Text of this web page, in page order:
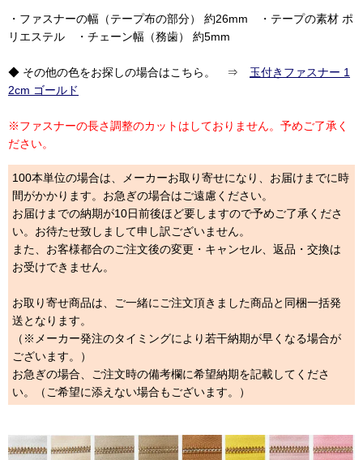
・ファスナーの幅（テープ布の部分） 約26mm ・テープの素材 ポ
リエステル ・チェーン幅（務歯） 約5mm
◆ その他の色をお探しの場合はこちら。 ⇒ 玉付きファスナー 1
2cm ゴールド
※ファスナーの長さ調整のカットはしておりません。予めご了承く
ださい。
100本単位の場合は、メーカーお取り寄せになり、お届けまでに時
間がかかります。お急ぎの場合はご遠慮ください。
お届けまでの納期が10日前後ほど要しますので予めご了承くださ
い。お待たせ致しまして申し訳ございません。
また、お客様都合のご注文後の変更・キャンセル、返品・交換は
お受けできません。
お取り寄せ商品は、ご一緒にご注文頂きました商品と同梱一括発
送となります。
（※メーカー発注のタイミングにより若干納期が早くなる場合が
ございます。）
お急ぎの場合、ご注文時の備考欄に希望納期を記載してくださ
い。（ご希望に添えない場合もございます。）